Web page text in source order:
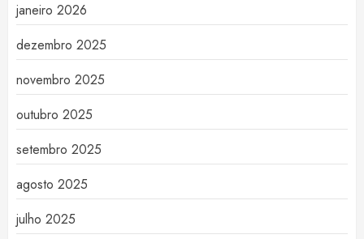
janeiro 2026
dezembro 2025
novembro 2025
outubro 2025
setembro 2025
agosto 2025
julho 2025